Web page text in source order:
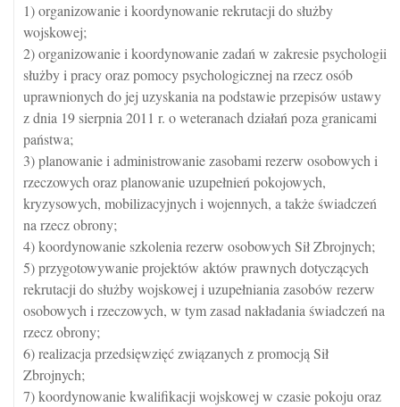
1) organizowanie i koordynowanie rekrutacji do służby
wojskowej;
2) organizowanie i koordynowanie zadań w zakresie psychologii
służby i pracy oraz pomocy psychologicznej na rzecz osób
uprawnionych do jej uzyskania na podstawie przepisów ustawy
z dnia 19 sierpnia 2011 r. o weteranach działań poza granicami
państwa;
3) planowanie i administrowanie zasobami rezerw osobowych i
rzeczowych oraz planowanie uzupełnień pokojowych,
kryzysowych, mobilizacyjnych i wojennych, a także świadczeń
na rzecz obrony;
4) koordynowanie szkolenia rezerw osobowych Sił Zbrojnych;
5) przygotowywanie projektów aktów prawnych dotyczących
rekrutacji do służby wojskowej i uzupełniania zasobów rezerw
osobowych i rzeczowych, w tym zasad nakładania świadczeń na
rzecz obrony;
6) realizacja przedsięwzięć związanych z promocją Sił
Zbrojnych;
7) koordynowanie kwalifikacji wojskowej w czasie pokoju oraz